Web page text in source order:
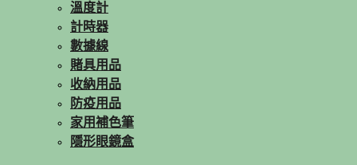
溫度計
計時器
數據線
賭具用品
收納用品
防疫用品
家用補色筆
隱形眼鏡盒